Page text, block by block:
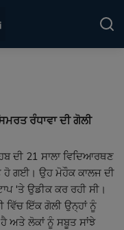
ਰੰਧਾਵਾ ਦੀ ਗੋਲੀ
ਦੀ 21 ਸਾਲਾ ਵਿਦਿਆਰਥਣ
ਹੋ ਗਈ। ਉਹ ਮੋਹੌਕ ਕਾਲਜ ਦੀ
'ਤੇ ਉਡੀਕ ਕਰ ਰਹੀ ਸੀ।
ਵਿੱਚ ਇੱਕ ਗੋਲੀ ਉਨ੍ਹਾਂ ਨੂੰ
ਅਤੇ ਲੋਕਾਂ ਨੂੰ ਸਬੂਤ ਸਾਂਝੇ